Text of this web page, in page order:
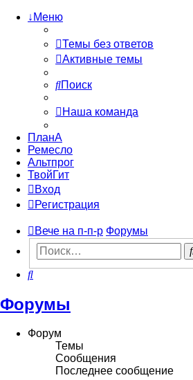
↓Меню
Темы без ответов
Активные темы
Поиск
Наша команда
ПланА
Ремесло
Альтпрог
ТвойГит
Вход
Регистрация
Вече на п-п-р Форумы
Поиск
Форумы
Форум
Темы
Сообщения
Последнее сообщение